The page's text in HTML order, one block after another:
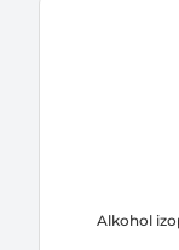
Alkohol